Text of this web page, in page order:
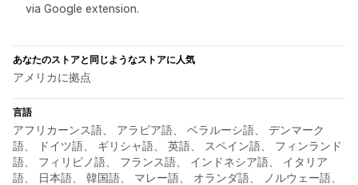
via Google extension.
あなたのストアと同じようなストアに人気
アメリカに拠点
言語
アフリカーンス語、 アラビア語、 ベラルーシ語、 デンマーク
語、 ドイツ語、 ギリシャ語、 英語、 スペイン語、 フィンランド
語、 フィリピノ語、 フランス語、 インドネシア語、 イタリア
語、 日本語、 韓国語、 マレー語、 オランダ語、 ノルウェー語、